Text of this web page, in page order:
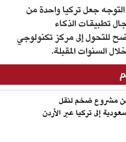
التوجه جعل تركيا واحدة من
تطبيقات الذكاء
للتحول إلى مركز تكنولوجي
السنوات المقبلة.
مشروع ضخم لنقل
إلى تركيا عبر الأردن